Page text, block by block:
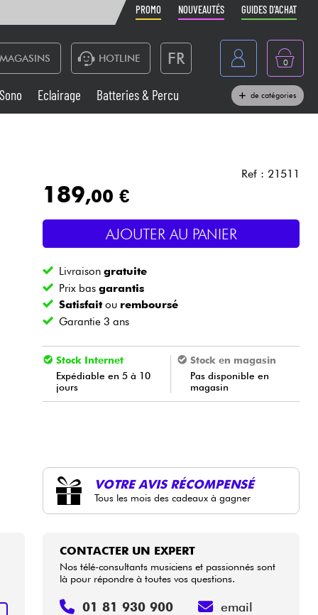
PROMO NOUVEAUTÉS GUIDES D'ACHAT
HOTLINE FR
Belgique
België
Nederland
0
Sono
Vents
Câbles & Access.
Sono Eclairage Batteries & Percu de catégories
Ref : 21511
189,00 €
AJOUTER AU PANIER
Livraisongratuite
Prix basgarantis
Satisfaitou remboursé
Garantie 3 ans
Stock Internet
Expédiable en 5 à 10
jours
Stock en magasin
Pas disponible en
magasin
VOTRE AVIS RÉCOMPENSÉ
Tous les mois des cadeaux à gagner
CONTACTER UN EXPERT
Nos télé-consultants musiciens et passionnés sont
là pour répondre à toutes vos questions.
01 81 930 900 email